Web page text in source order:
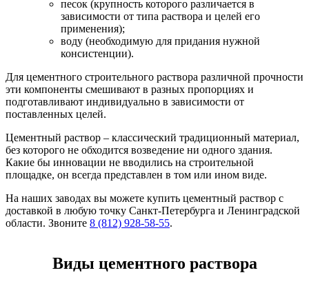
песок (крупность которого различается в
зависимости от типа раствора и целей его
применения);
воду (необходимую для придания нужной
консистенции).
Для цементного строительного раствора различной прочности
эти компоненты смешивают в разных пропорциях и
подготавливают индивидуально в зависимости от
поставленных целей.
Цементный раствор – классический традиционный материал,
без которого не обходится возведение ни одного здания.
Какие бы инновации не вводились на строительной
площадке, он всегда представлен в том или ином виде.
На наших заводах вы можете купить цементный раствор с
доставкой в любую точку Санкт-Петербурга и Ленинградской
области. Звоните 8 (812) 928-58-55.
Виды цементного раствора